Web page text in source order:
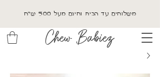
משלוחים עד הבית וחינם מעל 500 ש"ח
Chew Babiez